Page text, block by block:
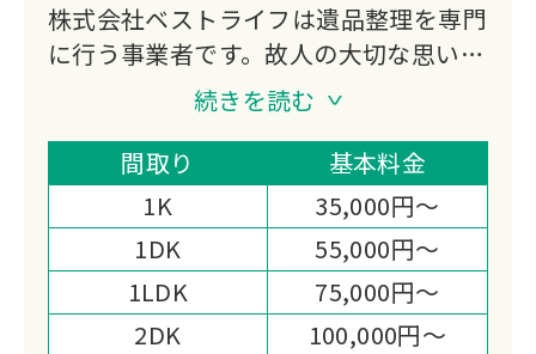
株式会社ベストライフは遺品整理を専門
に行う事業者です。故人の大切な思い出
の品々を丁寧に扱いながら、遺族の方々
に寄り添ったサービスを提供。不用品の
処分から貴重品の仕分けまで、遺品整理
に関わる様々な作業をトータルでサポー
トいたします。
続きを読む
間取り
基本料金
1K
35,000円～
1DK
55,000円～
1LDK
75,000円～
2DK
100,000円～